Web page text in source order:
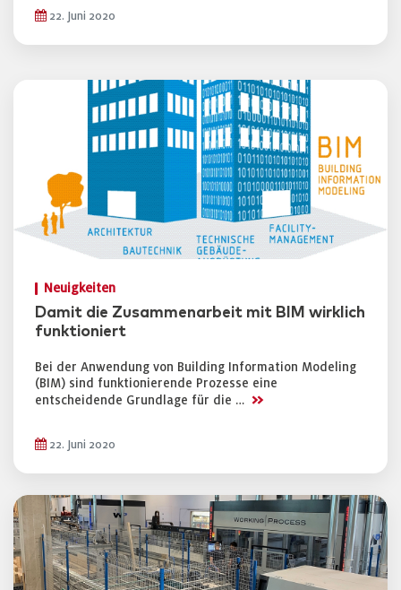
22. Juni 2020
Neuigkeiten
Damit die Zusammenarbeit mit BIM wirklich
funktioniert
Bei der Anwendung von Building Information Modeling
(BIM) sind funktionierende Prozesse eine
entscheidende Grundlage für die … >>
22. Juni 2020